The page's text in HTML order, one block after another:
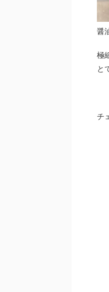
醤
極
と
チ